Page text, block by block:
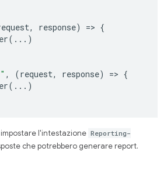
, response) => {
(...)
, (request, response) => {
(...)
l'intestazione Reporting-
che potrebbero generare report.